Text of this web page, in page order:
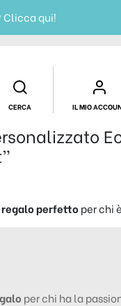
Clicca qui!
CERCA IL MIO
regalo perfettoper chi
per chi ha la